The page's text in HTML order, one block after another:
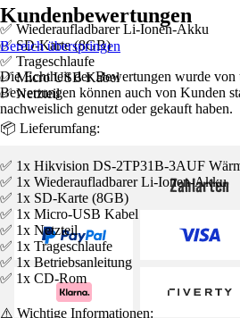
✅ Wiederaufladbarer Li-Ionen-Akku
✅ SD-Karte (8GB)
✅ Trageschlaufe
✅ Micro USB Kabel
✅ Netzteil
📦 Lieferumfang:
✅ 1x Hikvision DS-2TP31B-3AUF
✅ 1x Wiederaufladbarer Li-Ionen-Akku
✅ 1x SD-Karte (8GB)
✅ 1x Micro-USB Kabel
✅ 1x Netzteil
✅ 1x Trageschlaufe
✅ 1x Betriebsanleitung
✅ 1x CD-Rom
⚠️ Wichtige Informationen:
Kundenbewertungen
Bereich überspringen
Die Echtheit der Bewertungen wurde von
Bewertungen können auch von Kunden
nachweislich genutzt oder gekauft haben.
Zahlarten